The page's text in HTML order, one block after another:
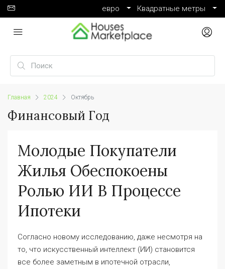
евро Квадратные метры
Главная 2024 Октябрь
Финансовый Год
Молодые Покупатели
Жилья Обеспокоены
Ролью ИИ В Процессе
Ипотеки
Согласно новому исследованию, даже несмотря на
то, что искусственный интеллект (ИИ) становится
все более заметным в ипотечной отрасли,